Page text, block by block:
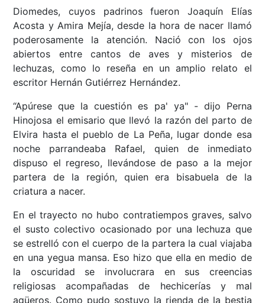
Diomedes, cuyos padrinos fueron Joaquín Elías
Acosta y Amira Mejía, desde la hora de nacer llamó
poderosamente la atención. Nació con los ojos
abiertos entre cantos de aves y misterios de
lechuzas, como lo reseña en un amplio relato el
escritor Hernán Gutiérrez Hernández.
“Apúrese que la cuestión es pa' ya" - dijo Perna
Hinojosa el emisario que llevó la razón del parto de
Elvira hasta el pueblo de La Peña, lugar donde esa
noche parrandeaba Rafael, quien de inmediato
dispuso el regreso, llevándose de paso a la mejor
partera de la región, quien era bisabuela de la
criatura a nacer.
En el trayecto no hubo contratiempos graves, salvo
el susto colectivo ocasionado por una lechuza que
se estrelló con el cuerpo de la partera la cual viajaba
en una yegua mansa. Eso hizo que ella en medio de
la oscuridad se involucrara en sus creencias
religiosas acompañadas de hechicerías y mal
agüeros. Como pudo sostuvo la rienda de la bestia